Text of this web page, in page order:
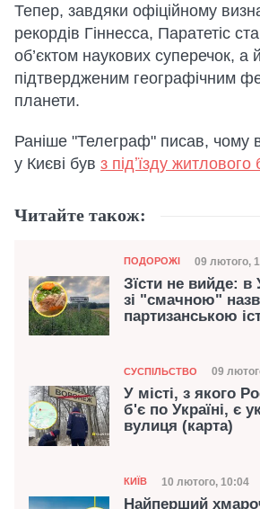
Тепер, завдяки офіційному
рекордів Гіннесса, Паратетіс
об’єктом наукових суперечок, а
підтвердженим географічним
планети.
Раніше "Телеграф" писав, чому
у Києві був з підʼїзду житлового
Читайте також:
Категорія
ПОДОРОЖІ Дата
09 лютого,
Зїсти не вийде: в
зі "смачною"
партизанською
Категорія
СУСПІЛЬСТВО Дата
09
У місті, з якого
б'є по Україні, є
вулиця (карта)
Категорія
КИЇВ Дата
10 лютого, 10:04
Найперший